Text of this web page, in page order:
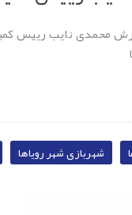
محمدی نایب ‌رییس
شهربازی شهر رویاها